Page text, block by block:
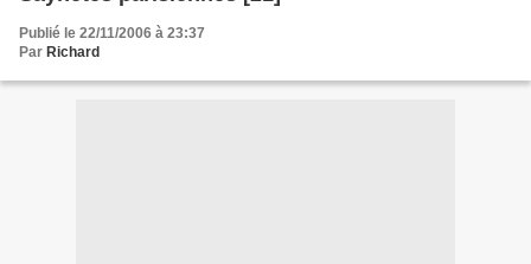
Publié le 22/11/2006 à 23:37
Par Richard